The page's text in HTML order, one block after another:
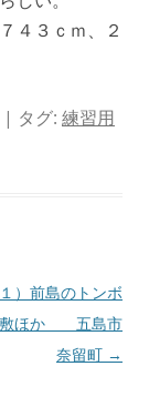
３ｃｍ、２
| タグ: 練習用
）前島のトンボ
敷ほか 五島市
奈留町 →